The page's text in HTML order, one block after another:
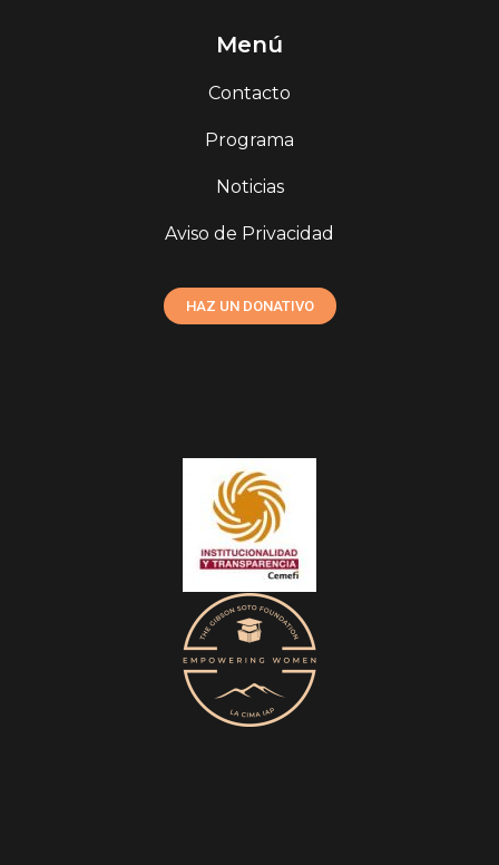
Menú
Contacto
Programa
Noticias
Aviso de Privacidad
HAZ UN DONATIVO